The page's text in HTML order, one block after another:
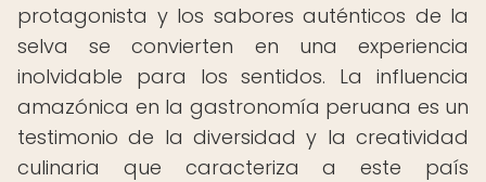
protagonista y los sabores auténticos de la
selva se convierten en una experiencia
inolvidable para los sentidos. La influencia
amazónica en la gastronomía peruana es un
testimonio de la diversidad y la creatividad
culinaria que caracteriza a este país